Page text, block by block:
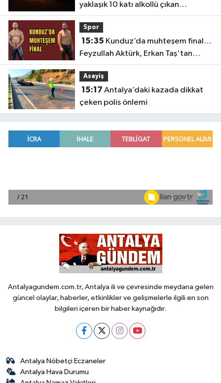
yaklaşık 10 katı alkollü çıkan
sürücüye büyük ceza
Spor
15:35
Feyzullah Aktürk, Erkan Taş'tan
Kırkpınar'ın rövanşını aldı
Asayiş
15:17
çeken polis önlemi
Antalyagundem.com.tr, Antalya ili ve çevresinde meydana gelen
güncel olaylar, haberler, etkinlikler ve gelişmelerle ilgili en son
bilgileri içeren bir haber kaynağıdır.
Antalya Nöbetçi Eczaneler
Antalya Hava Durumu